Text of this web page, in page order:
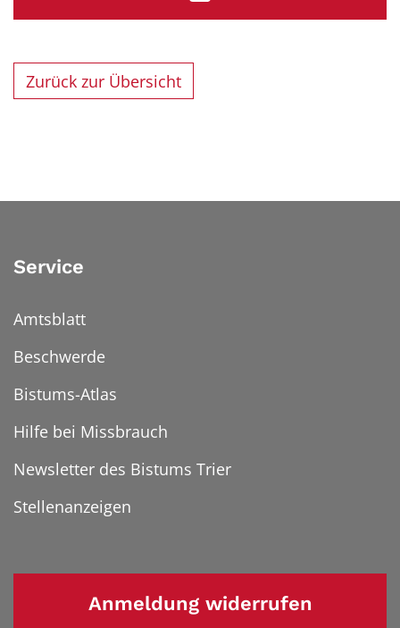
Zurück zur Übersicht
Service
Amtsblatt
Beschwerde
Bistums-Atlas
Hilfe bei Missbrauch
Newsletter des Bistums Trier
Stellenanzeigen
Anmeldung widerrufen